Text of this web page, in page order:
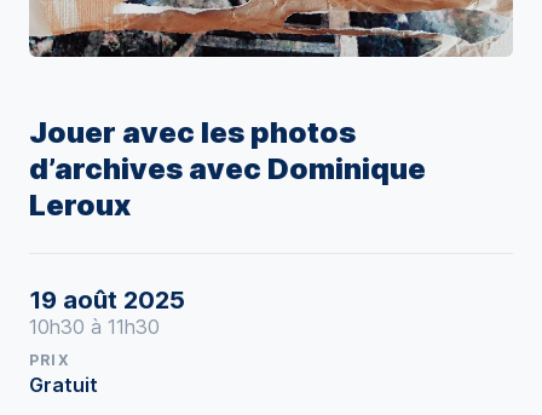
Jouer avec les photos
d’archives avec Dominique
Leroux
19 août 2025
10h30 à 11h30
PRIX
Gratuit